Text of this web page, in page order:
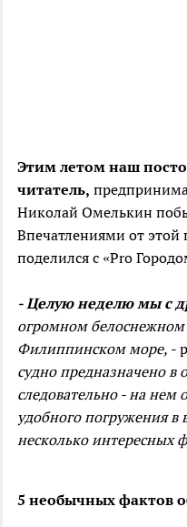
Этим летом наш
читатель,
Николай Омелькин
Впечатлениями от
поделился с «Pro
- Целую неделю мы с
огромном белоснежном
Филиппинском море, -
судно предназначено в
следовательно - на нем
удобного погружения в
несколько интересных
5 необычных фактов